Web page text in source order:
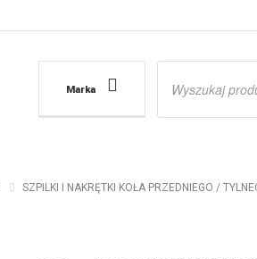
Marka
Wyszukiwarka
SZPILKI I NAKRĘTKI KOŁA PRZEDNIEGO /